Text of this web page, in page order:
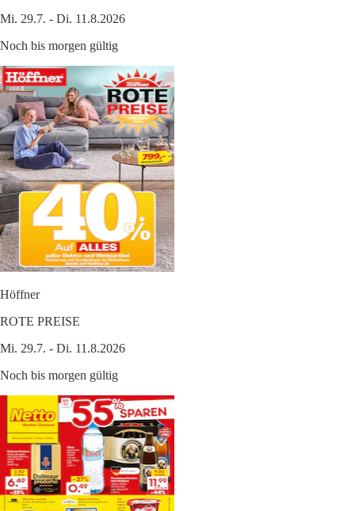
Mi. 29.7. - Di. 11.8.2026
Noch bis morgen gültig
Höffner
ROTE PREISE
Mi. 29.7. - Di. 11.8.2026
Noch bis morgen gültig